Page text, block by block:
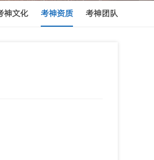
神文化 考神资质 考神团队